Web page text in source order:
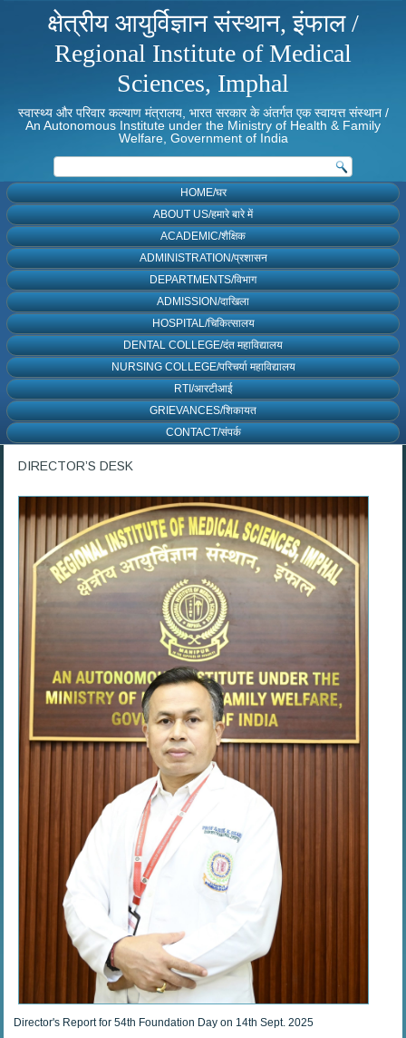
क्षेत्रीय आयुर्विज्ञान संस्थान, इंफाल /
Regional Institute of Medical
Sciences, Imphal
स्वास्थ्य और परिवार कल्याण मंत्रालय, भारत सरकार के अंतर्गत एक स्वायत्त संस्थान /
An Autonomous Institute under the Ministry of Health & Family
Welfare, Government of India
HOME/घर
ABOUT US/हमारे बारे में
ACADEMIC/शैक्षिक
ADMINISTRATION/प्रशासन
DEPARTMENTS/विभाग
ADMISSION/दाखिला
HOSPITAL/चिकित्सालय
DENTAL COLLEGE/दंत महाविद्यालय
NURSING COLLEGE/परिचर्या महाविद्यालय
RTI/आरटीआई
GRIEVANCES/शिकायत
CONTACT/संपर्क
DIRECTOR’S DESK
Director's Report for 54th Foundation Day on 14th Sept. 2025